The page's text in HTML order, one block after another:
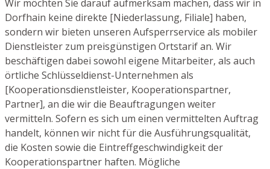
Wir möchten Sie darauf aufmerksam machen, dass wir in
Dorfhain keine direkte [Niederlassung, Filiale] haben,
sondern wir bieten unseren Aufsperrservice als mobiler
Dienstleister zum preisgünstigen Ortstarif an. Wir
beschäftigen dabei sowohl eigene Mitarbeiter, als auch
örtliche Schlüsseldienst-Unternehmen als
[Kooperationsdienstleister, Kooperationspartner,
Partner], an die wir die Beauftragungen weiter
vermitteln. Sofern es sich um einen vermittelten Auftrag
handelt, können wir nicht für die Ausführungsqualität,
die Kosten sowie die Eintreffgeschwindigkeit der
Kooperationspartner haften. Mögliche